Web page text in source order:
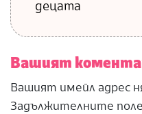
децата
Вашият
Вашият имейл адрес
Задължителните